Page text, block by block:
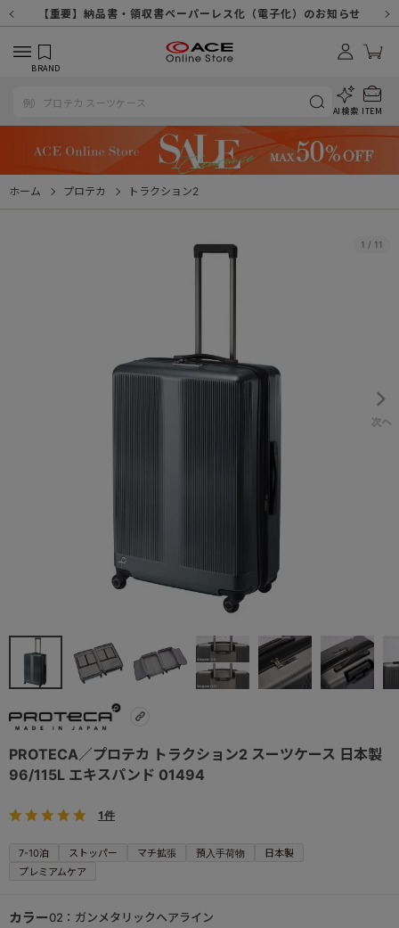
【重要】令和８年熊本地震に伴う配送への影響について
【重要】納品書・領収書ペーパーレス化（電子化）のお知らせ
【重要】天候不良や交通状況・物量増等に伴う配送への影響について
【重要】悪質な詐欺サイトにご注意ください
【重要】各種メールが届かない場合に関しまして
【重要】お問い合わせのご対応に関しまして
【重要】SNSのなりすまし詐欺にご注意ください
BRAND
AI検索 ITEM
ホーム プロテカ トラクション2
1 / 11
PROTECA／プロテカ トラクション2 スーツケース 日本製
96/115L エキスパンド 01494
1件
7-10泊 ストッパー マチ拡張 預入手荷物
日本製
プレミアムケア
カラー02：ガンメタリックヘアライン